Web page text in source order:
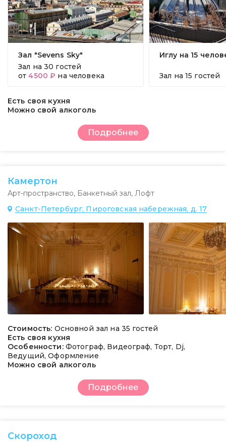
Зал "Sevens Sky"
Зал на 30 гостей
от4500 ₽ на человека
Иглу на 15
Зал на 15 гостей
Есть своя кухня
Можно свой алкоголь
Подробнее
Камертон
Арт-пространство, Банкетный зал, Лофт
Санкт-Петербург, Пироговская набережная, д. 17
Стоимость: Основной зал на 35 гостей
Есть своя кухня
Особенности: Фотограф, Видеограф, Торт, Dj,
Ведущий, Оформление
Можно свой алкоголь
Подробнее
Скороход